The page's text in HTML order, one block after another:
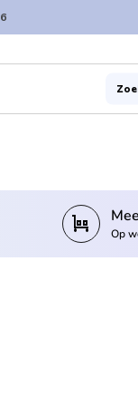
trolley Op